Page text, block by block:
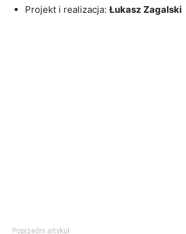
Projekt i realizacja: Łukasz Zagalski
Poprzedni artykuł